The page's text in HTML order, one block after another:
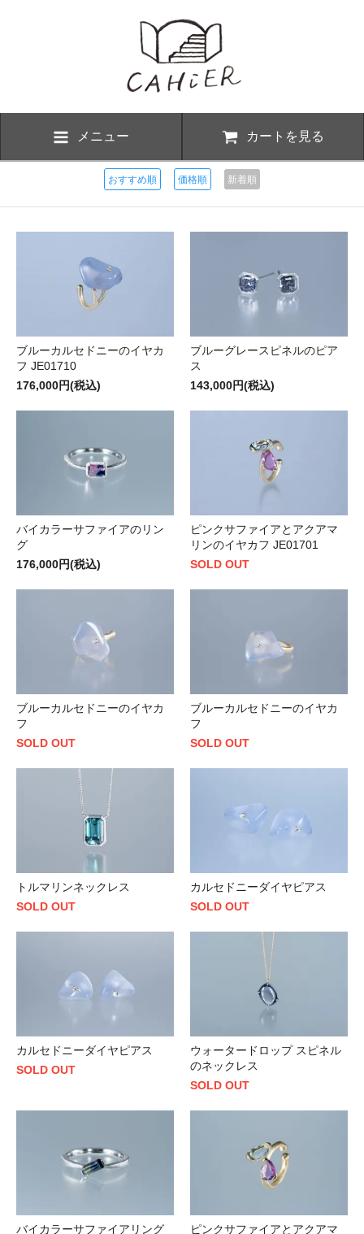
メニュー カートを見る
おすすめ順 価格順 新着順
ブルーカルセドニーのイヤカ
フ JE01710
176,000円(税込)
ブルーグレースピネルのピア
ス
143,000円(税込)
バイカラーサファイアのリン
グ
176,000円(税込)
ピンクサファイアとアクアマ
リンのイヤカフ JE01701
SOLD OUT
ブルーカルセドニーのイヤカ
フ
SOLD OUT
ブルーカルセドニーのイヤカ
フ
SOLD OUT
トルマリンネックレス
SOLD OUT
カルセドニーダイヤピアス
SOLD OUT
カルセドニーダイヤピアス
SOLD OUT
ウォータードロップ スピネル
のネックレス
SOLD OUT
バイカラーサファイアリング
ピンクサファイアとアクアマ